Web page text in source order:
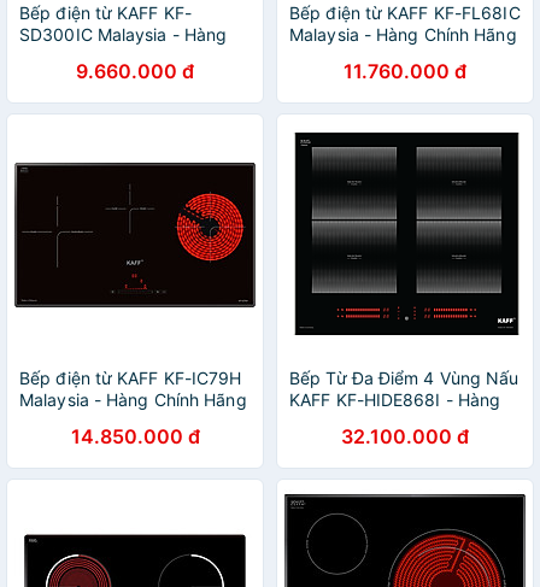
Bếp điện từ KAFF KF-
SD300IC Malaysia - Hàng
9.660.000 đ
Bếp điện từ KAFF KF-FL68IC
Malaysia - Hàng Chính Hãng
11.760.000 đ
Bếp điện từ KAFF KF-IC79H
Malaysia - Hàng Chính Hãng
14.850.000 đ
Bếp Từ Đa Điểm 4 Vùng Nấu
KAFF KF-HIDE868I - Hàng
32.100.000 đ